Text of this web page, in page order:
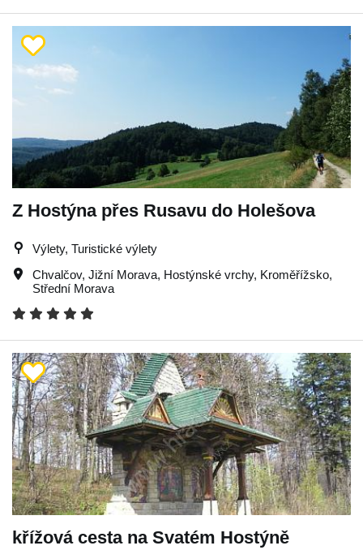
Z Hostýna přes Rusavu do Holešova
Výlety, Turistické výlety
Chvalčov, Jižní Morava, Hostýnské vrchy, Kroměřížsko,
Střední Morava
křížová cesta na Svatém Hostýně